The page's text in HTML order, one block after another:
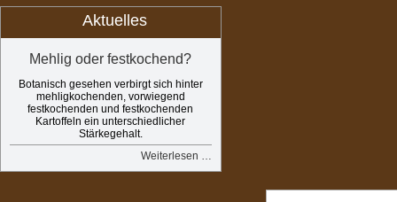
Aktuelles
Mehlig oder festkochend?
Botanisch gesehen verbirgt sich hinter
mehligkochenden, vorwiegend
festkochenden und festkochenden
Kartoffeln ein unterschiedlicher
Stärkegehalt.
Weiterlesen …